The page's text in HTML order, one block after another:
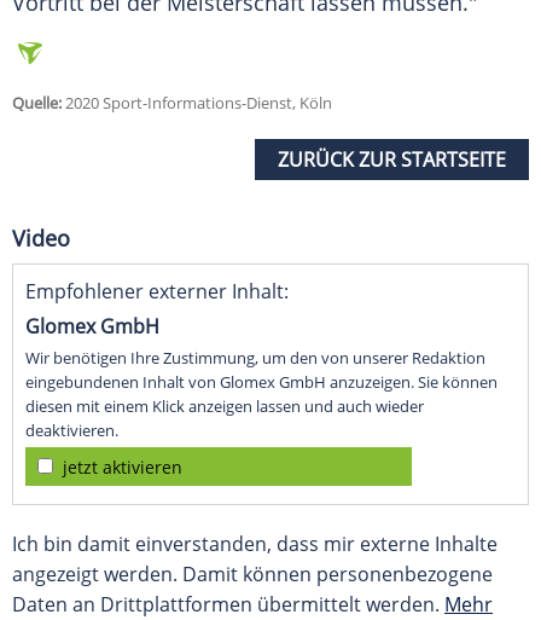
Quelle:2020 Sport-Informations-Dienst, Köln
ZURÜCK ZUR STARTSEITE
Video
Empfohlener externer Inhalt:
Glomex GmbH
Wir benötigen Ihre Zustimmung, um den von unserer Redaktion
eingebundenen Inhalt von Glomex GmbH anzuzeigen. Sie können
diesen mit einem Klick anzeigen lassen und auch wieder
deaktivieren.
jetzt aktivieren
Ich bin damit einverstanden, dass mir externe Inhalte
angezeigt werden. Damit können personenbezogene
Daten an Drittplattformen übermittelt werden. Mehr